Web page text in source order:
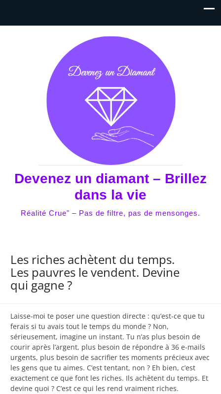
Devenez un diamant – Brillez
dans la vie
Réalité Crue" – Pas de filtre, pas de mensonges.
Les riches achètent du temps.
Les pauvres le vendent. Devine
qui gagne ?
Laisse-moi te poser une question directe : qu’est-ce que tu
ferais si tu avais tout le temps du monde ? Non,
sérieusement, imagine un instant. Tu n’as plus besoin de
courir après l’argent, plus besoin de répondre à 36 e-mails
urgents, plus besoin de sacrifier tes moments précieux avec
les gens que tu aimes. C’est tentant, non ? Eh bien, c’est
exactement ce que font les riches. Ils achètent du temps. Et
devine quoi ? C’est ce qui les rend vraiment riches.